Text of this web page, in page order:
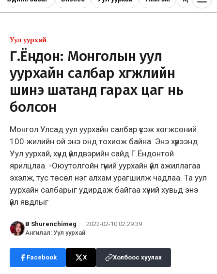
Уул уурхай
Г.Ёндон: Монголын уул
уурхайн салбар хөгжлийн
шинэ шатанд гарах цаг нь
болсон
Монгол Улсад уул уурхайн салбар үүсэж хөгжсөний
100 жилийн ой энэ онд тохиож байна. Энэ хүрээнд
Уул уурхай, хүнд үйлдвэрийн сайд Г.Ёндонтой
ярилцлаа. -Оюутолгойн гүний уурхайн үйл ажиллагаа
эхэлж, тус төсөл нэг алхам урагшилж чадлаа. Та уул
уурхайн салбарыг удирдаж байгаа хүний хувьд энэ
үйл явдлыг
B Shurenchimeg · 2022-02-10 02:29:39 ·
Ангилал: Уул уурхай
Facebook X Холбоос хуулах